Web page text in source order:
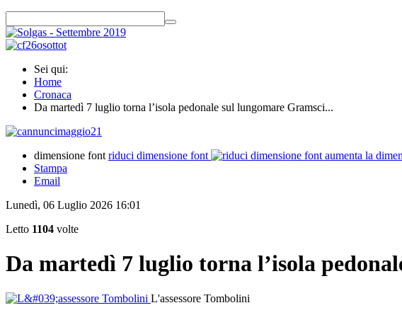
Sei qui:
Home
Cronaca
Da martedì 7 luglio torna l’isola pedonale sul lungomare Gramsci...
dimensione font riduci dimensione font
aumenta la
Stampa
Email
Lunedì, 06 Luglio 2026 16:01
Letto 1104 volte
Da martedì 7 luglio torna l’isola
L'assessore Tombolini